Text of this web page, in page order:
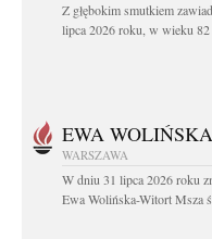
Z głębokim smutkiem
lipca 2026 roku, w wieku 82
EWA
WARSZAWA
W dniu 31 lipca 2026 roku
Ewa Wolińska-Witort Msza